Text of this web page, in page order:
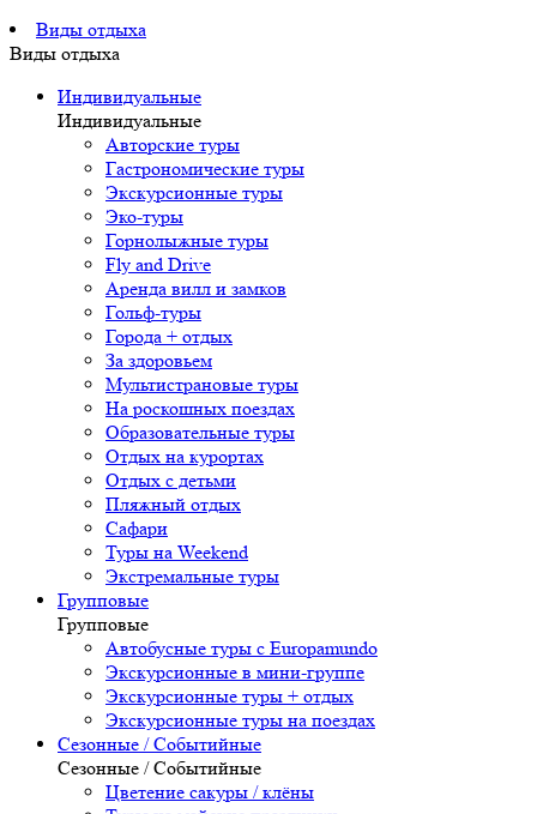
Виды отдыха
Виды отдыха
Индивидуальные
Индивидуальные
Авторские туры
Гастрономические туры
Экскурсионные туры
Эко-туры
Горнолыжные туры
Fly and Drive
Аренда вилл и замков
Гольф-туры
Города + отдых
За здоровьем
Мультистрановые туры
На роскошных поездах
Образовательные туры
Отдых на курортах
Отдых с детьми
Пляжный отдых
Сафари
Туры на Weekend
Экстремальные туры
Групповые
Групповые
Автобусные туры с Europamundo
Экскурсионные в мини-группе
Экскурсионные туры + отдых
Экскурсионные туры на поездах
Сезонные / Событийные
Сезонные / Событийные
Цветение сакуры / клёны